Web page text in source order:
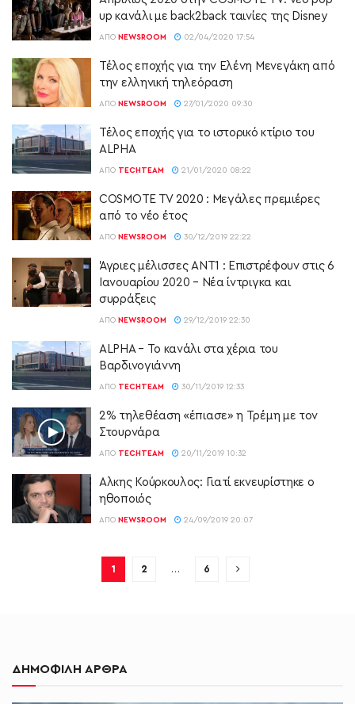
up κανάλι με back2back ταινίες της Disney
ΑΠΌ NEWSROOM 02/04/2020 17:54
Τέλος εποχής για την Ελένη Μενεγάκη από
την ελληνική τηλεόραση
ΑΠΌ NEWSROOM 27/01/2020 09:30
Τέλος εποχής για το ιστορικό κτίριο του
ALPHA
ΑΠΌ TECHTEAM 21/01/2020 08:22
COSMOTE TV 2020 : Μεγάλες πρεμιέρες
από το νέο έτος
ΑΠΌ NEWSROOM 30/12/2019 22:22
Άγριες μέλισσες ANT1 : Επιστρέφουν στις 6
Ιανουαρίου 2020 – Νέα ίντριγκα και
συρράξεις
ΑΠΌ NEWSROOM 29/12/2019 22:30
ALPHA – Το κανάλι στα χέρια του
Βαρδινογιάννη
ΑΠΌ TECHTEAM 30/11/2019 12:33
2% τηλεθέαση «έπιασε» η Τρέμη με τον
Στουρνάρα
ΑΠΌ TECHTEAM 20/11/2019 10:32
Αλκης Κούρκουλος: Γιατί εκνευρίστηκε ο
ηθοποιός
ΑΠΌ NEWSROOM 24/09/2019 20:07
1 2 … 6
ΔΗΜΟΦΙΛΗ ΑΡΘΡΑ